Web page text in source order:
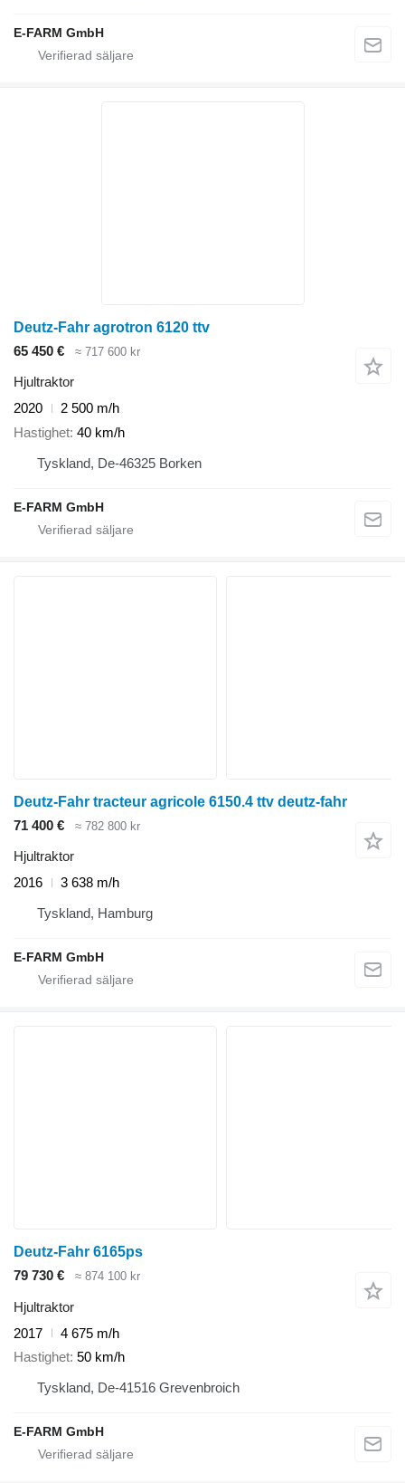
E-FARM GmbH
Deutz-Fahr agrotron 6120 ttv
65 450 €
≈ 717 600 kr
Hjultraktor
2020
2 500 m/h
Hastighet 40 km/h
Tyskland, De-46325 Borken
E-FARM GmbH
Deutz-Fahr tracteur agricole 6150.4 ttv deutz-fahr
71 400 €
≈ 782 800 kr
Hjultraktor
2016
3 638 m/h
Tyskland, Hamburg
E-FARM GmbH
Deutz-Fahr 6165ps
79 730 €
≈ 874 100 kr
Hjultraktor
2017
4 675 m/h
Hastighet 50 km/h
Tyskland, De-41516 Grevenbroich
E-FARM GmbH